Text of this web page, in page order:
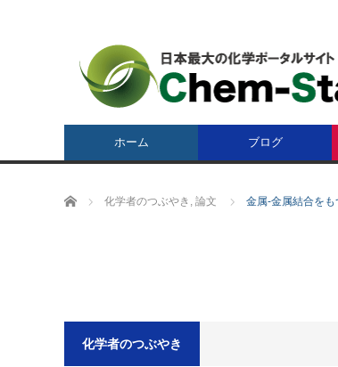
ホーム ブログ
ホーム 化学者のつぶやき , 論文 金属-金属結合を
化学者のつぶやき